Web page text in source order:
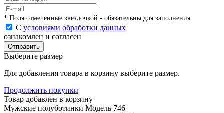
* Поля отмеченные звездочкой - обязательны для заполнения
С условиями обработки данных
ознакомлен и согласен
Отправить
Выберите размер
Для добавления товара в корзину выберите размер.
Продолжить покупки
Товар добавлен в корзину
Мужские полуботинки Модель 746